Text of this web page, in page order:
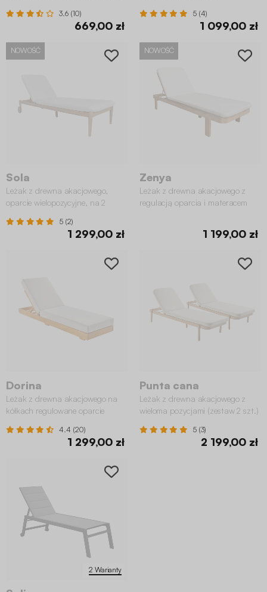
3.6 (10)
669,00 zł
5 (4)
1 099,00 zł
NOWOŚĆ
Sola
Leżak z drewna akacjowego,
oparcie wielopozycyjne, na 2
5 (2)
1 299,00 zł
NOWOŚĆ
Zenya
Leżak z drewna akacjowego z
regulacją oparcia i materacem
1 199,00 zł
Dorina
Leżak z drewna akacjowego na
kółkach regulowane oparcie
4.4 (20)
1 299,00 zł
Punta cana
Leżak z drewna akacjowego z
wieloma pozycjami (zestaw 2 szt.)
5 (3)
2 199,00 zł
2 Warianty